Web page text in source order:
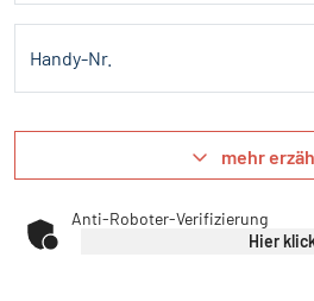
Handy-Nr.
mehr
Anti-Roboter-Verifizierung
Hier